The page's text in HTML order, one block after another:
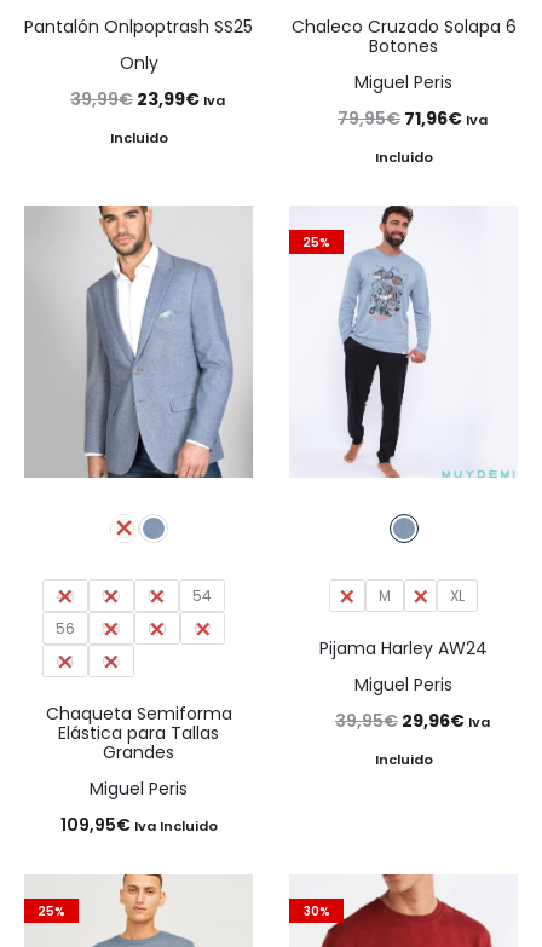
Pantalón Onlpoptrash SS25
Only
39,99€ El
precio
era:
39,99€.
23,99€El
es:
Iva
Incluido
Chaleco Cruzado Solapa 6
Botones
Miguel Peris
79,95€ El
precio
era:
79,95€.
71,96€ElIva
Incluido
48 50 52
54
56
58 60
62
64
66
Chaqueta Semiforma
Elástica para Tallas
Grandes
Miguel Peris
109,95€ Iva Incluido
25%
S M L XL
Pijama Harley AW24
Miguel Peris
39,95€ El
precio
29,96€ElIva
Incluido
25% 30%